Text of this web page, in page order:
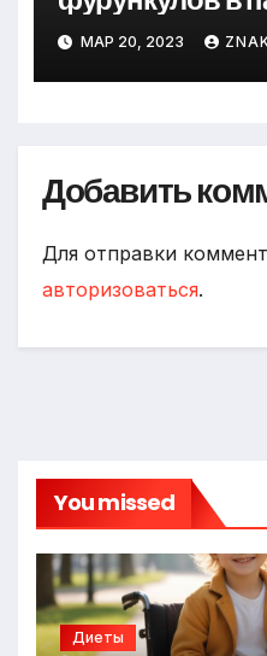
МАР 20, 2023
Добавить
Для отправки
авторизоваться.
You missed
Диеты